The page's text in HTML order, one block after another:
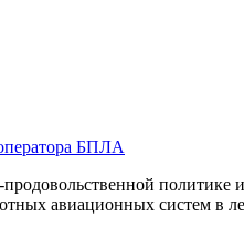
БПЛА
продовольственной
авиационных систем